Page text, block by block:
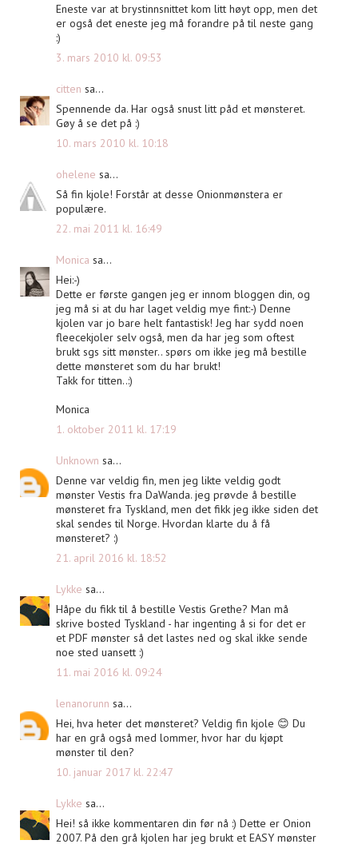
Eneste var at brystinnsnittet kom litt høyt opp, men det
er også det eneste jeg må forandre på til neste gang
:)
3. mars 2010 kl. 09:53
citten sa...
Spennende da. Har også snust litt påd et mønsteret.
Gøy å se det på :)
10. mars 2010 kl. 10:18
ohelene sa...
Så fin kjole! Forstår at desse Onionmønstera er
populære.
22. mai 2011 kl. 16:49
Monica sa...
Hei:-)
Dette er første gangen jeg er innom bloggen din, og
jeg må si at du har laget veldig mye fint:-) Denne
kjolen var jo bare helt fantastisk! Jeg har sydd noen
fleecekjoler selv også, men da har jeg som oftest
brukt sgs sitt mønster.. spørs om ikke jeg må bestille
dette mønsteret som du har brukt!
Takk for titten..:)
Monica
1. oktober 2011 kl. 17:19
Unknown sa...
Denne var veldig fin, men jeg likte veldig godt
mønster Vestis fra DaWanda. jeg prøvde å bestille
mønsteret fra Tyskland, men det fikk jeg ikke siden det
skal sendes til Norge. Hvordan klarte du å få
mønsteret? :)
21. april 2016 kl. 18:52
Lykke sa...
Håpe du fikk til å bestille Vestis Grethe? Man må
skrive bosted Tyskland - har ingenting å si for det er
et PDF mønster så det lastes ned og skal ikke sende
noe sted uansett :)
11. mai 2016 kl. 09:24
lenanorunn sa...
Hei, hva heter det mønsteret? Veldig fin kjole 😊 Du
har en grå også med lommer, hvor har du kjøpt
mønster til den?
10. januar 2017 kl. 22:47
Lykke sa...
Hei! så ikke kommentaren din før nå :) Dette er Onion
2007. På den grå kjolen har jeg brukt et EASY mønster